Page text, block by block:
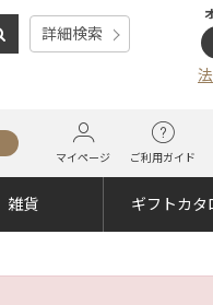
詳細検索
マイページ ご利用ガイド
雑貨 ギフトカタ